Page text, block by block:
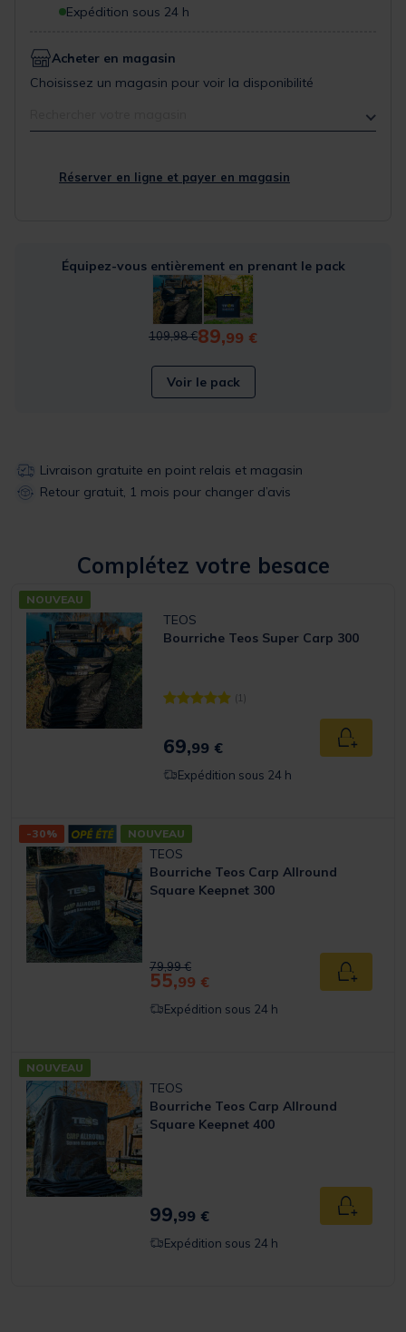
Expédition sous 24 h
Acheter en magasin
Choisissez un magasin pour voir la disponibilité
Réserver en ligne et payer en magasin
Équipez-vous entièrement en prenant le pack
Price reduced from
109,98 €to
89,99 €
Voir le pack
Livraison gratuite en point relais et magasin
Retour gratuit, 1 mois pour changer d’avis
Complétez votre besace
NOUVEAU
TEOS
Bourriche Teos Super Carp 300
[object Object] out of 5 Customer Rating
(1)
69,99 € Ajouter
Expédition sous 24 h
-30% NOUVEAU
TEOS
Bourriche Teos Carp Allround
Square Keepnet 300
Price reduced from
79,99 €to
55,99 € Ajouter
Expédition sous 24 h
NOUVEAU
TEOS
Bourriche Teos Carp Allround
Square Keepnet 400
99,99 € Ajouter
Expédition sous 24 h